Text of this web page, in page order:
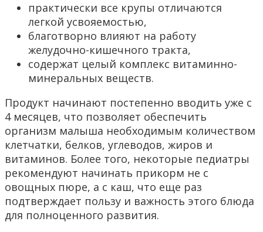
практически все крупы отличаются
легкой усвояемостью,
благотворно влияют на работу
желудочно-кишечного тракта,
содержат целый комплекс витаминно-
минеральных веществ.
Продукт начинают постепенно вводить уже с
4 месяцев, что позволяет обеспечить
организм малыша необходимым количеством
клетчатки, белков, углеводов, жиров и
витаминов. Более того, некоторые педиатры
рекомендуют начинать прикорм не с
овощных пюре, а с каш, что еще раз
подтверждает пользу и важность этого блюда
для полноценного развития.